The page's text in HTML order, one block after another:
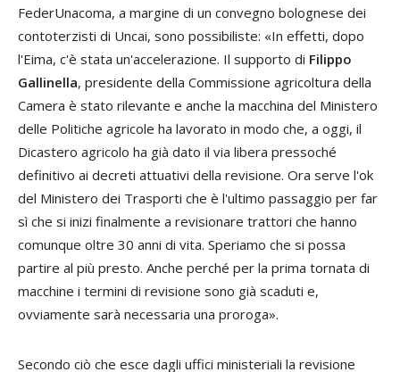
FederUnacoma, a margine di un convegno bolognese dei
contoterzisti di Uncai, sono possibiliste: «In effetti, dopo
l'Eima, c'è stata un'accelerazione. Il supporto di Filippo
Gallinella, presidente della Commissione agricoltura della
Camera è stato rilevante e anche la macchina del Ministero
delle Politiche agricole ha lavorato in modo che, a oggi, il
Dicastero agricolo ha già dato il via libera pressoché
definitivo ai decreti attuativi della revisione. Ora serve l'ok
del Ministero dei Trasporti che è l'ultimo passaggio per far
sì che si inizi finalmente a revisionare trattori che hanno
comunque oltre 30 anni di vita. Speriamo che si possa
partire al più presto. Anche perché per la prima tornata di
macchine i termini di revisione sono già scaduti e,
ovviamente sarà necessaria una proroga».
Secondo ciò che esce dagli uffici ministeriali la revisione